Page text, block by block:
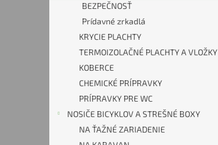
BEZPEČNOSŤ
Prídavné zrkadlá
KRYCIE PLACHTY
TERMOIZOLAČNÉ PLACHTY A VLOŽKY
KOBERCE
CHEMICKÉ PRÍPRAVKY
PRÍPRAVKY PRE WC
NOSIČE BICYKLOV A STREŠNÉ BOXY
NA ŤAŽNÉ ZARIADENIE